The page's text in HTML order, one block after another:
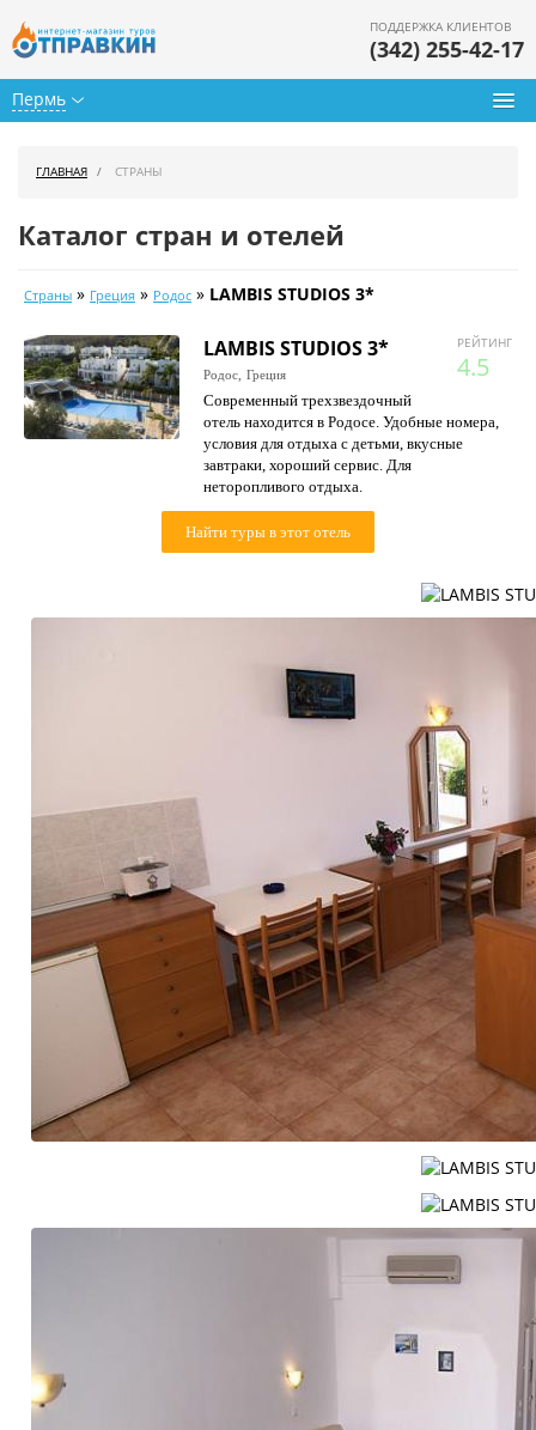
Пермь
ПОДДЕРЖКА КЛИЕНТОВ
(342) 255-42-17
Календарь туров
Цены дня
Страны
ГЛАВНАЯ СТРАНЫ
Каталог стран и отелей
Страны » Греция » Родос » LAMBIS STUDIOS 3*
РЕЙТИНГ
4.5
LAMBIS STUDIOS 3*
Родос, Греция
Современный трехзвездочный
отель находится в Родосе. Удобные номера,
условия для отдыха с детьми, вкусные
завтраки, хороший сервис. Для
неторопливого отдыха.
Найти туры в этот отель